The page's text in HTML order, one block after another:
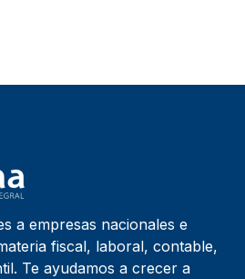
a empresas nacionales e
fiscal, laboral, contable,
Te ayudamos a crecer a